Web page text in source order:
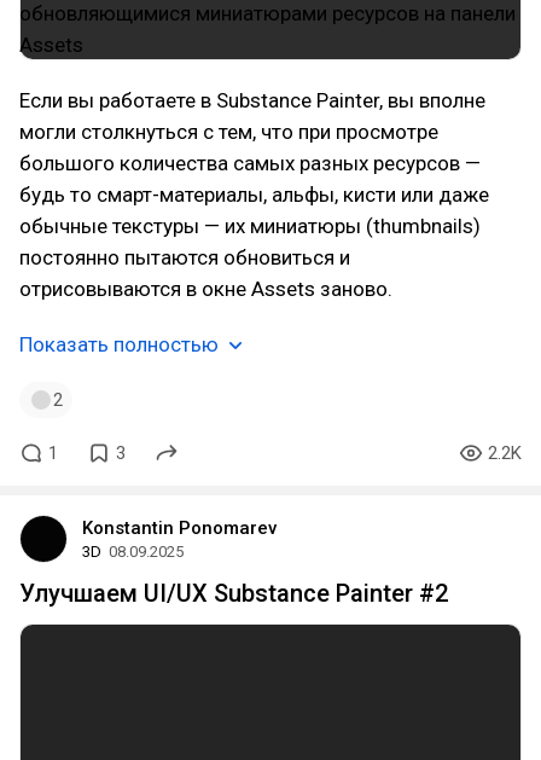
Если вы работаете в Substance Painter, вы вполне
могли столкнуться с тем, что при просмотре
большого количества самых разных ресурсов —
будь то смарт-материалы, альфы, кисти или даже
обычные текстуры — их миниатюры (thumbnails)
постоянно пытаются обновиться и
отрисовываются в окне Assets заново.
Показать полностью
2
1 3 2.2K
Konstantin Ponomarev
3D 08.09.2025
Улучшаем UI/UX Substance Painter #2